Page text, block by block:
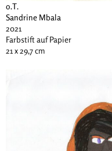
o.T.
Sandrine Mbala
2021
Farbstift auf Papier
21 x 29,7 cm